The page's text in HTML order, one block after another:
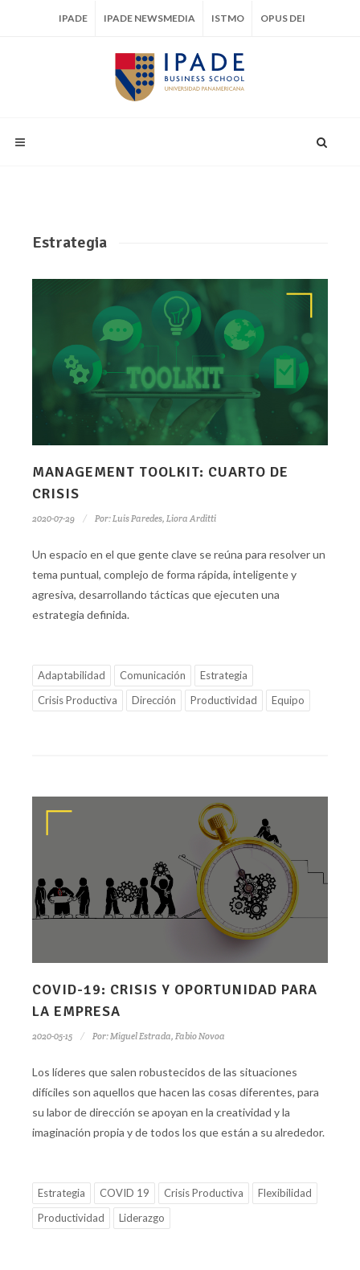
IPADE IPADE NEWSMEDIA ISTMO OPUS DEI
Estrategia
MANAGEMENT TOOLKIT: CUARTO DE
CRISIS
2020-07-29 Por:Luis Paredes, Liora Arditti
Un espacio en el que gente clave se reúna para resolver un
tema puntual, complejo de forma rápida, inteligente y
agresiva, desarrollando tácticas que ejecuten una
estrategia definida.
Adaptabilidad Comunicación
Estrategia
Crisis Productiva
Dirección Productividad Equipo
COVID-19: CRISIS Y OPORTUNIDAD PARA
LA EMPRESA
2020-05-15 Por:Miguel Estrada, Fabio Novoa
Los líderes que salen robustecidos de las situaciones
difíciles son aquellos que hacen las cosas diferentes, para
su labor de dirección se apoyan en la creatividad y la
imaginación propia y de todos los que están a su alrededor.
Estrategia COVID 19 Crisis Productiva
Flexibilidad
Productividad
Liderazgo